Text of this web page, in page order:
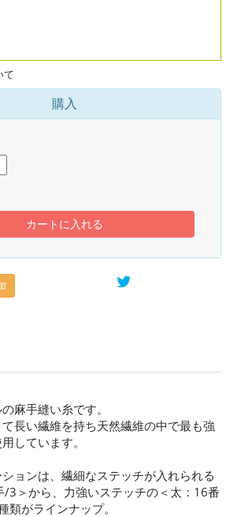
て
購入
カートに入れる
麻手縫い糸です。
長い繊維を持ち天然繊維の中で最も強
しています。
ョンは、繊細なステッチが入れられる
/3＞から、力強いステッチの＜太：16番
類がラインナップ。